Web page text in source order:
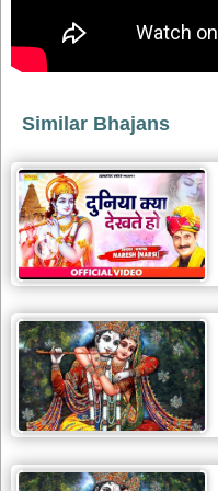
भक्ति
bhajans
खाटू
श्याम
भजन
khatu
shaym
bhajans
रानी
सती
दादी
भजन
rani
sati
dadi
bhajans
बावा
लाल
Similar Bhajans